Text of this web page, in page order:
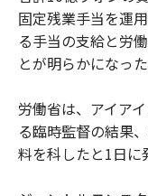
固定残業手当を運
る手当の支給と労
とが明らかになった
労働省は、アイア
る臨時監督の結果
料を科したと1日に